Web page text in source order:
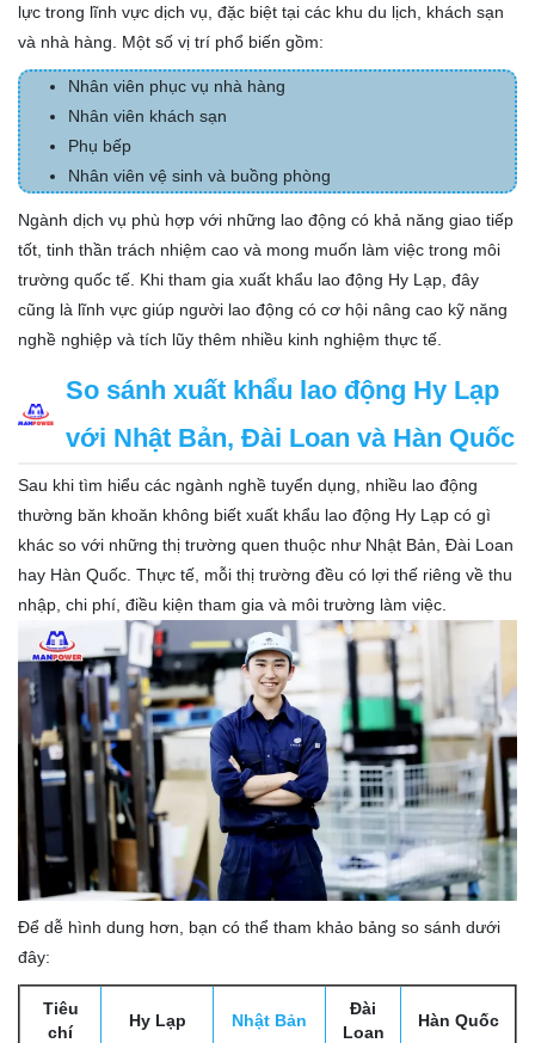
lực trong lĩnh vực dịch vụ, đặc biệt tại các khu du lịch, khách sạn
và nhà hàng. Một số vị trí phổ biến gồm:
Nhân viên phục vụ nhà hàng
Nhân viên khách sạn
Phụ bếp
Nhân viên vệ sinh và buồng phòng
Ngành dịch vụ phù hợp với những lao động có khả năng giao tiếp
tốt, tinh thần trách nhiệm cao và mong muốn làm việc trong môi
trường quốc tế. Khi tham gia xuất khẩu lao động Hy Lạp, đây
cũng là lĩnh vực giúp người lao động có cơ hội nâng cao kỹ năng
nghề nghiệp và tích lũy thêm nhiều kinh nghiệm thực tế.
So sánh xuất khẩu lao động Hy Lạp
với Nhật Bản, Đài Loan và Hàn Quốc
Sau khi tìm hiểu các ngành nghề tuyển dụng, nhiều lao động
thường băn khoăn không biết xuất khẩu lao động Hy Lạp có gì
khác so với những thị trường quen thuộc như Nhật Bản, Đài Loan
hay Hàn Quốc. Thực tế, mỗi thị trường đều có lợi thế riêng về thu
nhập, chi phí, điều kiện tham gia và môi trường làm việc.
Để dễ hình dung hơn, bạn có thể tham khảo bảng so sánh dưới
đây:
Tiêu
chí
Hy Lạp Nhật Bản
Đài
Loan
Hàn Quốc